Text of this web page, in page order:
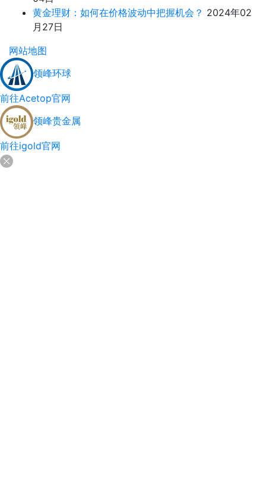
黄金理财：如何在价格波动中把握机会？ 2024年02
月27日
网站地图
领峰环球
前往Acetop官网
领峰贵金属
前往igold官网